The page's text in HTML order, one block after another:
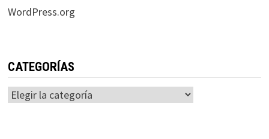
WordPress.org
CATEGORÍAS
Categorías